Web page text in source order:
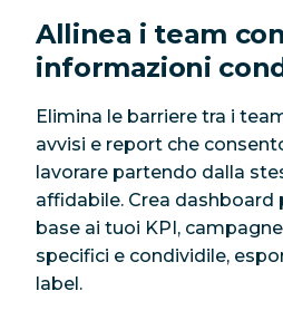
Allinea i team con
informazioni
Elimina le barriere tra i
avvisi e report che
lavorare partendo dalla
affidabile. Crea dashboard
base ai tuoi KPI,
specifici e condividile,
label.